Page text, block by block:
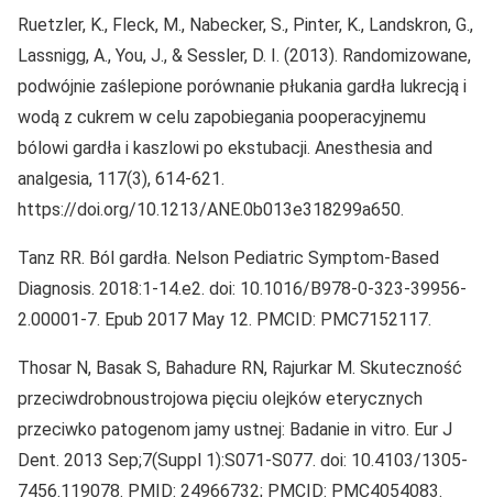
Ruetzler, K., Fleck, M., Nabecker, S., Pinter, K., Landskron, G.,
Lassnigg, A., You, J., & Sessler, D. I. (2013). Randomizowane,
podwójnie zaślepione porównanie płukania gardła lukrecją i
wodą z cukrem w celu zapobiegania pooperacyjnemu
bólowi gardła i kaszlowi po ekstubacji. Anesthesia and
analgesia, 117(3), 614-621.
https://doi.org/10.1213/ANE.0b013e318299a650.
Tanz RR. Ból gardła. Nelson Pediatric Symptom-Based
Diagnosis. 2018:1-14.e2. doi: 10.1016/B978-0-323-39956-
2.00001-7. Epub 2017 May 12. PMCID: PMC7152117.
Thosar N, Basak S, Bahadure RN, Rajurkar M. Skuteczność
przeciwdrobnoustrojowa pięciu olejków eterycznych
przeciwko patogenom jamy ustnej: Badanie in vitro. Eur J
Dent. 2013 Sep;7(Suppl 1):S071-S077. doi: 10.4103/1305-
7456.119078. PMID: 24966732; PMCID: PMC4054083.